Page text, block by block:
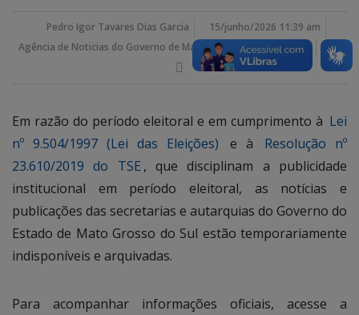
Pedro Igor Tavares Dias Garcia
15/junho/2026 11:39 am
Agência de Noticias do Governo de Mato Grosso do Sul
Em razão do período eleitoral e em cumprimento à Lei
nº 9.504/1997 (Lei das Eleições)
e à
Resolução nº
23.610/2019 do TSE , que disciplinam a publicidade
institucional em período eleitoral, as notícias e
publicações das secretarias e autarquias do Governo do
Estado de Mato Grosso do Sul estão temporariamente
indisponíveis e arquivadas.
Para acompanhar informações oficiais, acesse a